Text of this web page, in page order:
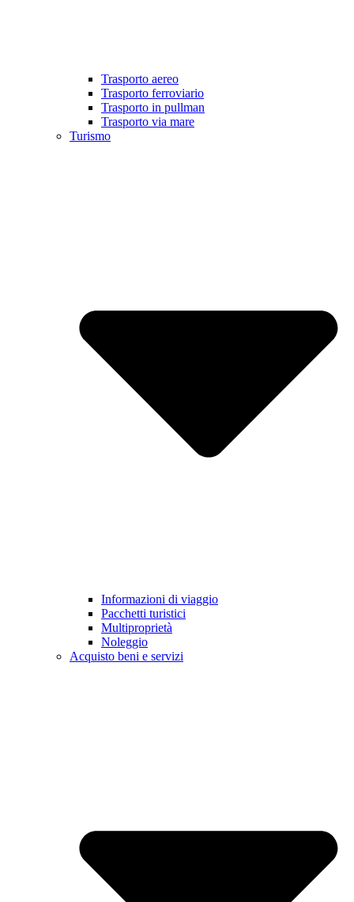
Trasporto aereo
Trasporto ferroviario
Trasporto in pullman
Trasporto via mare
Turismo
Informazioni di viaggio
Pacchetti turistici
Multiproprietà
Noleggio
Acquisto beni e servizi